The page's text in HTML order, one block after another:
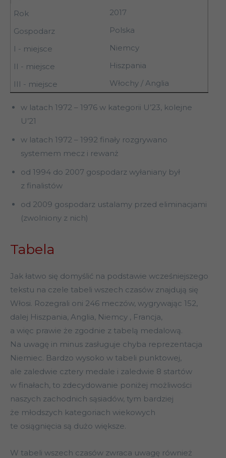
2017
Polska
Niemcy
Hiszpania
Włochy / Anglia
w latach 1972 – 1976 w kategorii U’23, kolejne
U’21
w latach 1972 – 1992 finały rozgrywano
systemem mecz i rewanż
od 1994 do 2007 gospodarz wyłaniany był
z finalistów
od 2009 gospodarz ustalamy przed eliminacjami
(zwolniony z nich)
Tabela
Jak łatwo się domyślić na podstawie wcześniejszego
tekstu na czele tabeli wszech czasów znajdują się
Włosi. Rozegrali oni 246 meczów, wygrywając 152,
dalej Hiszpania, Anglia, Niemcy , Francja,
a więc prawie że zgodnie z tabelą medalową.
Na uwagę in minus zasługuje chyba reprezentacja
Niemiec. Bardzo wysoko w tabeli punktowej,
ale zaledwie cztery medale i zaledwie 8 startów
w finałach, to zdecydowanie poniżej możliwości
naszych zachodnich sąsiadów, tym bardziej
że młodszych kategoriach wiekowych
te osiągnięcia są dużo większe.
W tabeli wszech czasów zwraca uwagę również